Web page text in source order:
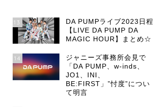
13
DA PUMPライブ2023日程
【LIVE DA PUMP DA
MAGIC HOUR】まとめ☆
14
ジャニーズ事務所会見で
「DA PUMP、w-inds、
JO1、INI、
BE:FIRST」”忖度”につい
て明言